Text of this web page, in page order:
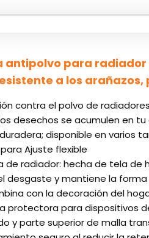
antipolvo para
a los
contra el polvo de
desechos se acumulen en
disponible en varios
Ajuste flexible
de radiador: hecha de tela de
desgaste y mantiene la
con la decoración del
protectora para dispositivos
y parte superior de malla